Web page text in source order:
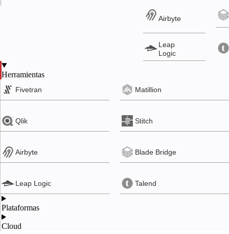
Airbyte
Leap
Logic
Snowflake
Azure
Herramientas
Fivetran Matillion
Qlik Stitch
Airbyte Blade Bridge
Leap Logic Talend
Plataformas
Cloud